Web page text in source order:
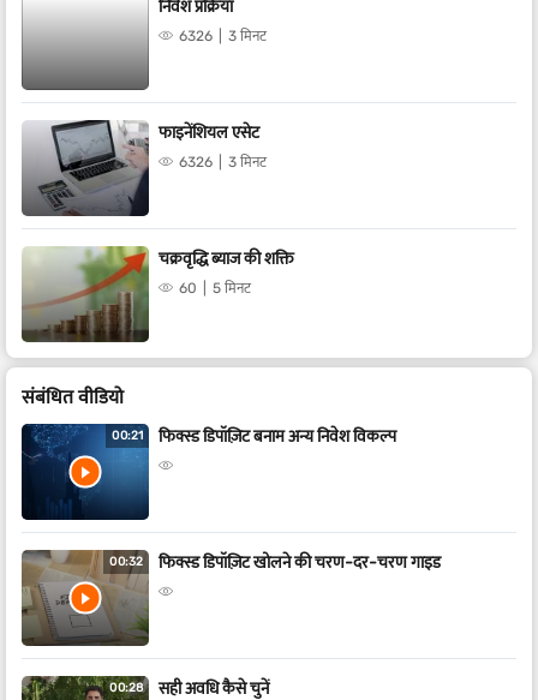
निवेश प्रक्रिया
6326 3 मिनट
फाइनेंशियल एसेट
6326 3 मिनट
चक्रवृद्धि ब्याज की शक्ति
60 5 मिनट
संबंधित वीडियो
00:21 फिक्स्ड डिपॉज़िट बनाम अन्य निवेश विकल्प
00:32 फिक्स्ड डिपॉज़िट खोलने की चरण-दर-चरण गाइड
00:28 सही अवधि कैसे चुनें